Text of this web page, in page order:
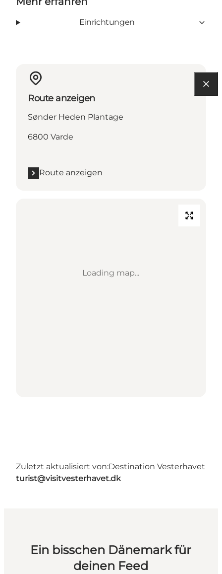
Einrichtungen
Route anzeigen
Sønder Heden Plantage
6800 Varde
Route anzeigen
Loading map...
Zuletzt aktualisiert von:Destination Vesterhavet
turist@visitvesterhavet.dk
Ein bisschen Dänemark für
deinen Feed